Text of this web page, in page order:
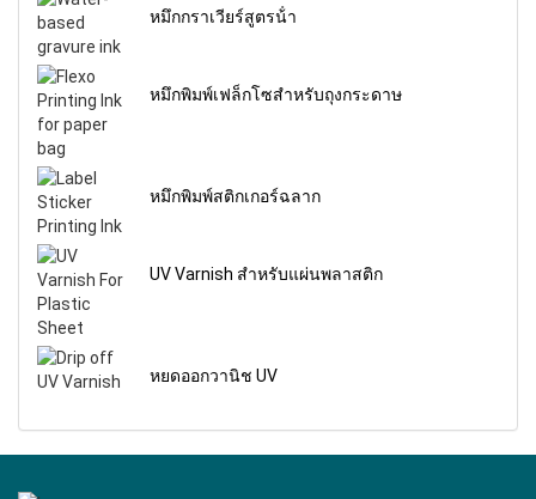
หมึกกราเวียร์สูตรน้ํา
หมึกพิมพ์เฟล็กโซสําหรับถุงกระดาษ
หมึกพิมพ์สติกเกอร์ฉลาก
UV Varnish สําหรับแผ่นพลาสติก
หยดออกวานิช UV